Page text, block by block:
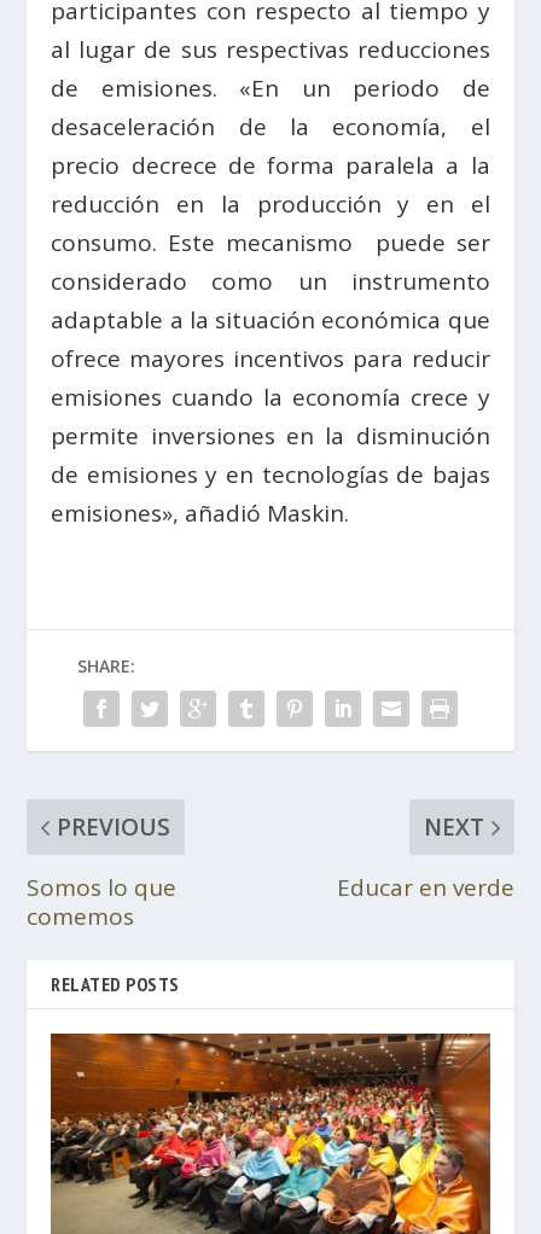
participantes con respecto al tiempo y
al lugar de sus respectivas reducciones
de emisiones. «En un periodo de
desaceleración de la economía, el
precio decrece de forma paralela a la
reducción en la producción y en el
consumo. Este mecanismo puede ser
considerado como un instrumento
adaptable a la situación económica que
ofrece mayores incentivos para reducir
emisiones cuando la economía crece y
permite inversiones en la disminución
de emisiones y en tecnologías de bajas
emisiones», añadió Maskin.
SHARE:
PREVIOUS
Somos lo que
comemos
NEXT
Educar en verde
RELATED POSTS